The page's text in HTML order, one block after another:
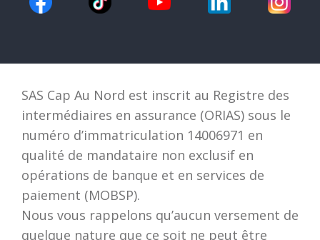
SAS Cap Au Nord est inscrit au Registre des
intermédiaires en assurance (ORIAS) sous le
numéro d’immatriculation 14006971 en
qualité de mandataire non exclusif en
opérations de banque et en services de
paiement (MOBSP).
Nous vous rappelons qu’aucun versement de
quelque nature que ce soit ne peut être